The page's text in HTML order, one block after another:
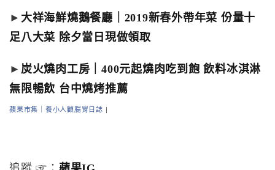
► 大祥海鮮燒鵝餐廳｜2019新春外帶年菜 份量十
足八大菜 除夕當日現做領取
► 炭火燒肉工房｜400元起燒肉吃到飽 飲料冰淇淋
無限暢飲 台中燒烤推薦
蘋果市集｜養小人顧腸胃日誌 |